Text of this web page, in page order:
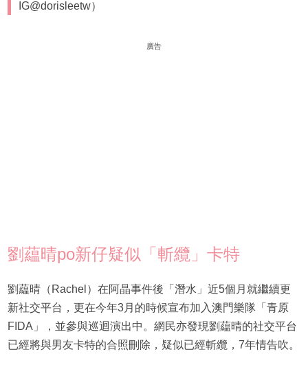
IG@dorisleetw）
廣告
劉藴晴po新仔疑似「斬纜」卡特
劉藴晴（Rachel）在阿晶事件後「潛水」近5個月就繼續更
新社交平台，更在今年3月的時候宣布加入澳門樂隊「青原
FIDA」，並參與巡迴演出中。網民亦發現劉藴晴的社交平台
已經將與男友卡特的合照刪除，疑似已經斬纜，7年情告吹。